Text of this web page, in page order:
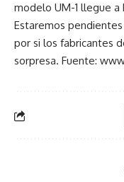
modelo UM-1 llegue
Estaremos pendientes
por si los fabricantes
sorpresa. Fuente: